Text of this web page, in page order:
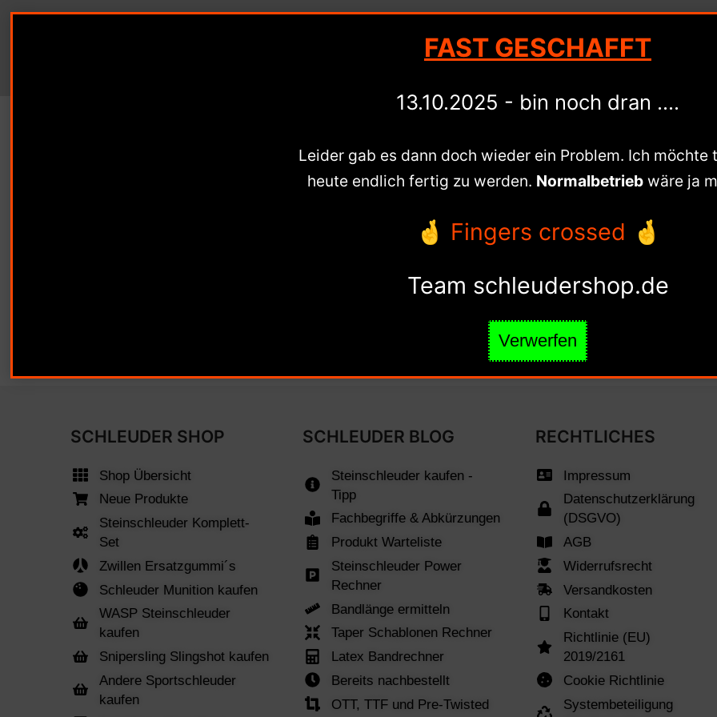
FAST GESCHAFFT
13.10.2025 - bin noch dran ....
Leider gab es dann doch wieder ein Problem. Ich möchte
heute endlich fertig zu werden. Normalbetrieb wäre ja
🤞 Fingers crossed 🤞
Team schleudershop.de
Verwerfen
Warenkorb Schleuder-
Großes kündigt sich an
SCHLEUDER SHOP
Shop Übersicht
Neue Produkte
Steinschleuder Komplett-
Set
Zwillen Ersatzgummi´s
Schleuder Munition kaufen
WASP Steinschleuder
kaufen
Snipersling Slingshot kaufen
Andere Sportschleuder
kaufen
SCHLEUDER BLOG
Steinschleuder kaufen -
Tipp
Fachbegriffe & Abkürzungen
Produkt Warteliste
Steinschleuder Power
Rechner
Bandlänge ermitteln
Taper Schablonen Rechner
Latex Bandrechner
Bereits nachbestellt
OTT, TTF und Pre-Twisted
RECHTLICHES
Impressum
Datenschutzerklärung
(DSGVO)
AGB
Widerrufsrecht
Versandkosten
Kontakt
Richtlinie (EU)
2019/2161
Cookie Richtlinie
Systembeteiligung